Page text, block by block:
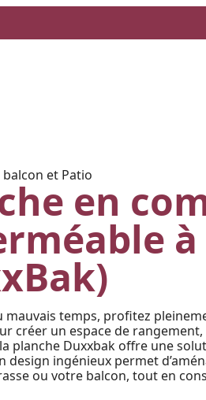
et Patio
en
à
mauvais temps, profitez
créer un espace de
planche Duxxbak offre une
design ingénieux permet
ou votre balcon, tout en